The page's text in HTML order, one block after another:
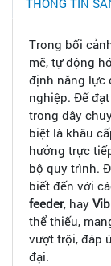
THÔNG TIN
Trong bối
mẽ, tự động
định năng lực
nghiệp. Để
trong dây
biệt là khâu
hưởng trực
bộ quy trình.
biết đến với
feeder, hay
thể thiếu,
vượt trội, đáp
đại.